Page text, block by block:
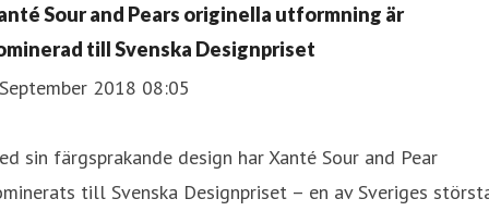
Sour and Pears originella utformning är
till Svenska Designpriset
2018 08:05
sin färgsprakande design har Xanté Sour and Pear
till Svenska Designpriset – en av Sveriges